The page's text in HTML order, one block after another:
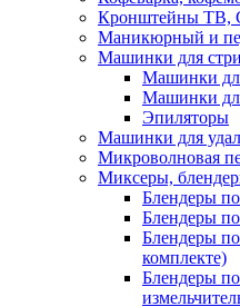
Кронштейны ТВ,
Маникюрный и
Машинки для
Машинки
Машинки
Эпиляторы
Машинки для
Микроволновая
Миксеры,
Блендеры
Блендеры
Блендеры
комплекте)
Блендеры